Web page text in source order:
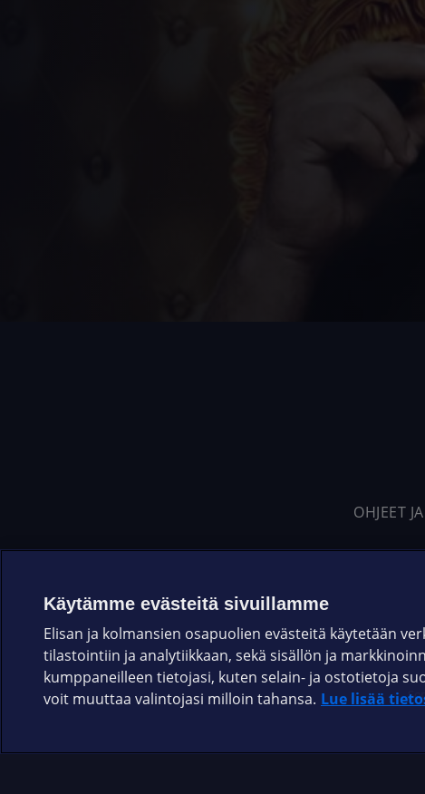
OHJEET
Käytämme evästeitä sivuillamme
Elisan ja kolmansien osapuolien evästeitä käytetään
tilastointiin ja analytiikkaan, sekä sisällön ja
kumppaneilleen tietojasi, kuten selain- ja ostotietoja
voit muuttaa valintojasi milloin tahansa. Lue lisää